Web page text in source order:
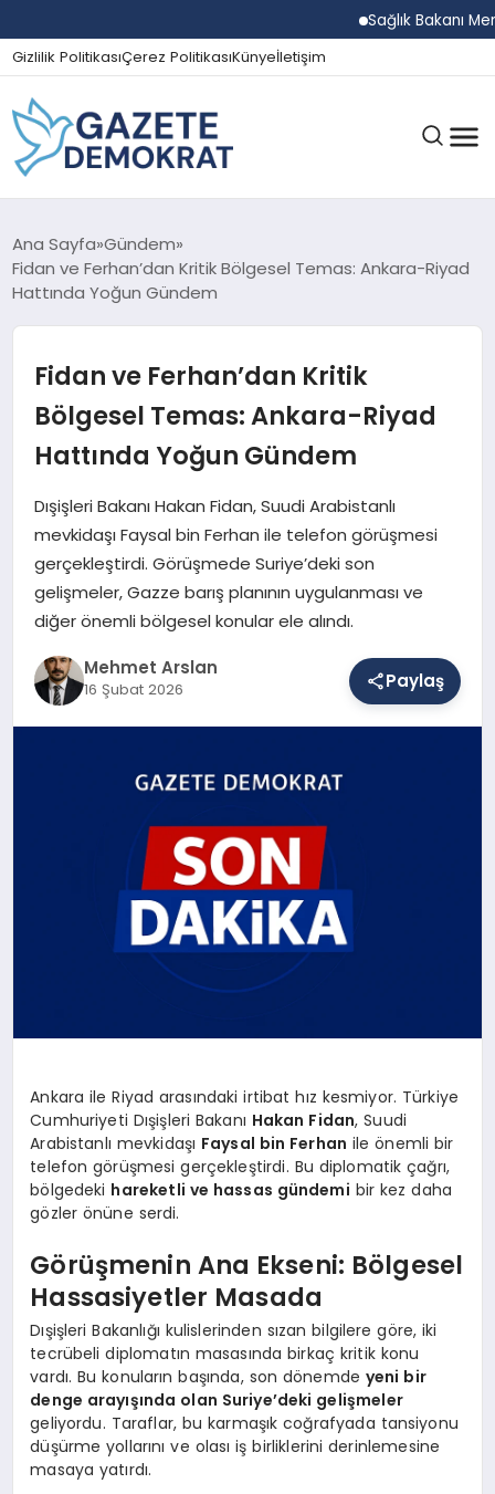
Sağlık Bakanı
Gizlilik PolitikasıÇerez PolitikasıKünyeİletişim
GÜNDEM
EKONOMI
SPOR
SAĞLIK
EĞITIM
DÜNYA
Ana Sayfa Gündem
Fidan ve Ferhan’dan Kritik Bölgesel Temas: Ankara-Riyad
Hattında Yoğun Gündem
Fidan ve Ferhan’dan Kritik
Bölgesel Temas: Ankara-Riyad
Hattında Yoğun Gündem
Dışişleri Bakanı Hakan Fidan, Suudi Arabistanlı
mevkidaşı Faysal bin Ferhan ile telefon görüşmesi
gerçekleştirdi. Görüşmede Suriye’deki son
gelişmeler, Gazze barış planının uygulanması ve
diğer önemli bölgesel konular ele alındı.
Mehmet Arslan
16 Şubat 2026 Paylaş
Ankara ile Riyad arasındaki irtibat hız kesmiyor. Türkiye
Cumhuriyeti Dışişleri Bakanı Hakan Fidan, Suudi
Arabistanlı mevkidaşı Faysal bin Ferhan ile önemli bir
telefon görüşmesi gerçekleştirdi. Bu diplomatik çağrı,
bölgedeki hareketli ve hassas gündemi bir kez daha
gözler önüne serdi.
Görüşmenin Ana Ekseni: Bölgesel
Hassasiyetler Masada
Dışişleri Bakanlığı kulislerinden sızan bilgilere göre, iki
tecrübeli diplomatın masasında birkaç kritik konu
vardı. Bu konuların başında, son dönemde yeni bir
denge arayışında olan Suriye’deki gelişmeler
geliyordu. Taraflar, bu karmaşık coğrafyada tansiyonu
düşürme yollarını ve olası iş birliklerini derinlemesine
masaya yatırdı.